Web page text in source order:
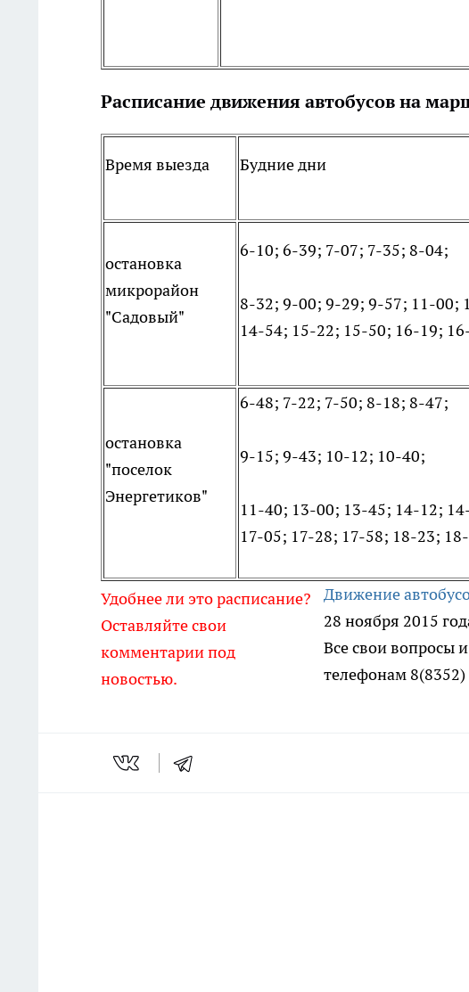
Расписание движения автобусов на
Время выезда Будние дни
остановка
микрорайон
"Садовый"
6-10; 6-39; 7-07; 7-35; 8-04;
8-32; 9-00; 9-29; 9-57; 11-00;
14-54; 15-22; 15-50; 16-19;
остановка
"поселок
Энергетиков"
6-48; 7-22; 7-50; 8-18; 8-47;
9-15; 9-43; 10-12; 10-40;
11-40; 13-00; 13-45; 14-12;
17-05; 17-28; 17-58; 18-23;
Удобнее ли это расписание?
Оставляйте свои
комментарии под
новостью.
Движение
28 ноября 2015
Все свои вопросы
телефонам